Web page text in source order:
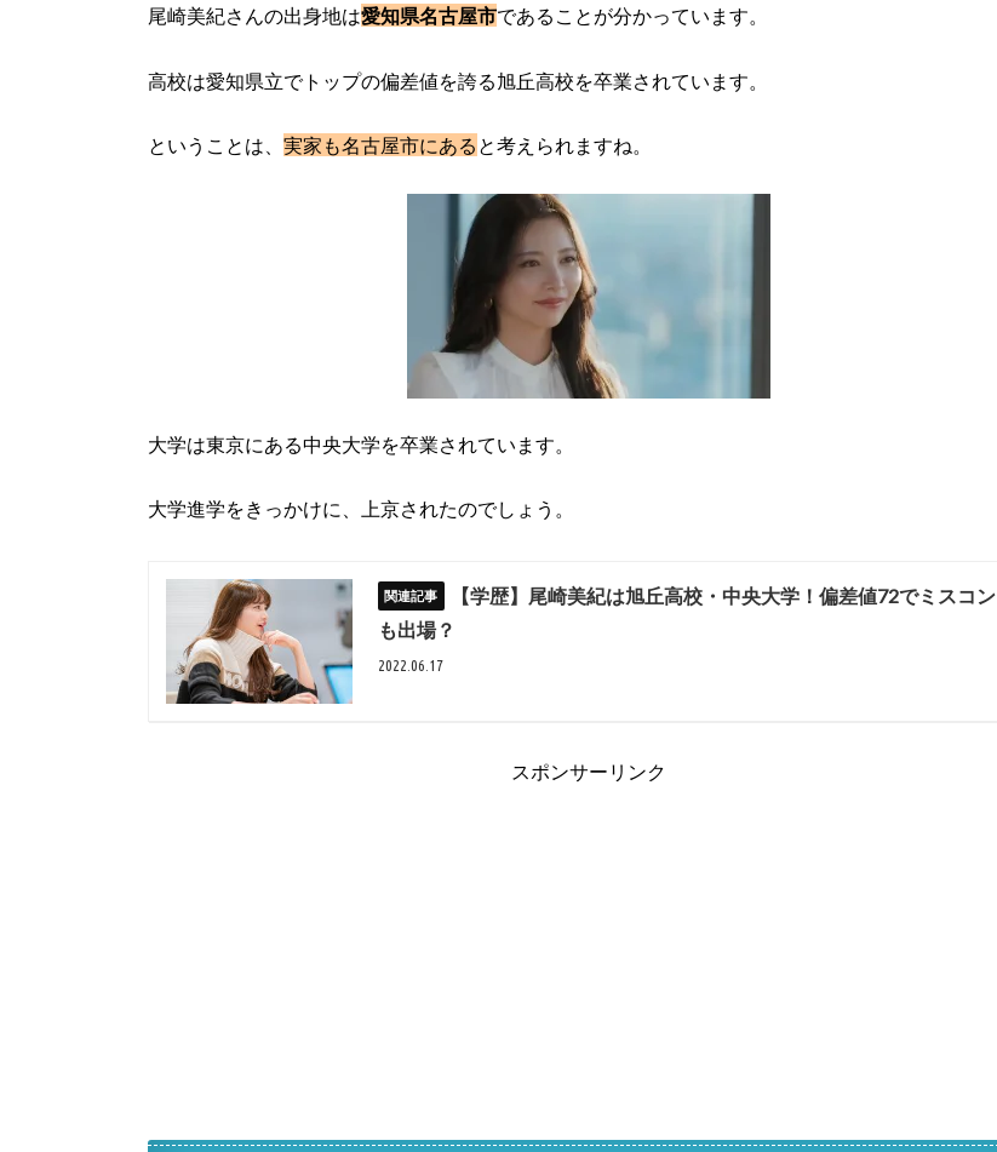
尾崎美紀さんの出身地は愛知県名古屋市であることが分かっています。
高校は愛知県立でトップの偏差値を誇る旭丘高校を卒業されています。
ということは、 実家も名古屋市にある と考えられますね。
大学は東京にある中央大学を卒業されています。
大学進学をきっかけに、上京されたのでしょう。
【学歴】尾崎美紀は旭丘高校・中央大学！偏差値72でミスコン
も出場？
2022.06.17
スポンサーリンク